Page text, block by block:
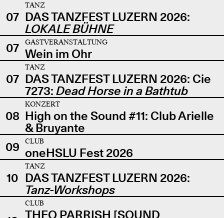
07
TANZ
DAS TANZFEST LUZERN 2026:
LOKALE BÜHNE
07
GASTVERANSTALTUNG
Wein im Ohr
07
TANZ
DAS TANZFEST LUZERN 2026: Cie
7273: Dead Horse in a Bathtub
08
KONZERT
High on the Sound #11: Club Arielle
& Bruyante
09
CLUB
oneHSLU Fest 2026
10
TANZ
DAS TANZFEST LUZERN 2026:
Tanz-Workshops
CLUB
THEO PARRISH [SOUND